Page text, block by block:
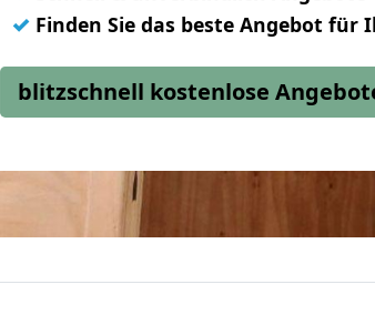
✓ Finden Sie das beste Angebot für
blitzschnell kostenlose